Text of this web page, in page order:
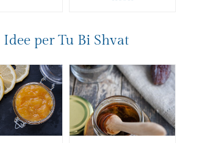
Idee per Tu Bi Shvat